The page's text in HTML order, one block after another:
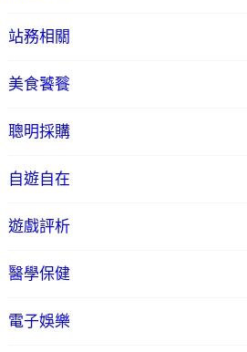
站務相關
美食饕餮
聰明採購
自遊自在
遊戲評析
醫學保健
電子娛樂